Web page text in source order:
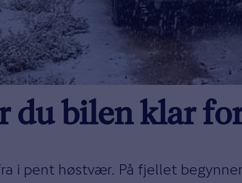
du bilen klar
i pent høstvær. På fjellet